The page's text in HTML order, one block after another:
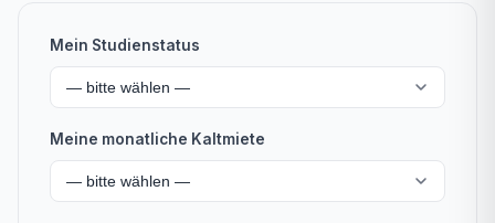
Mein Studienstatus
— bitte wählen —
Meine monatliche Kaltmiete
— bitte wählen —